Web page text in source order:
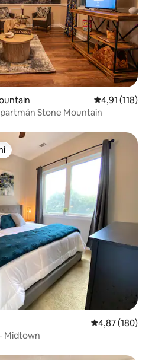
Priemerné
4,91 (118)
Stone Mountain
Priemerné
4,87 (180)
Midtown